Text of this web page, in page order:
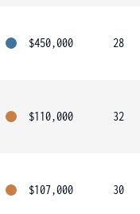
$450,000
28
$110,000
32
$107,000
30